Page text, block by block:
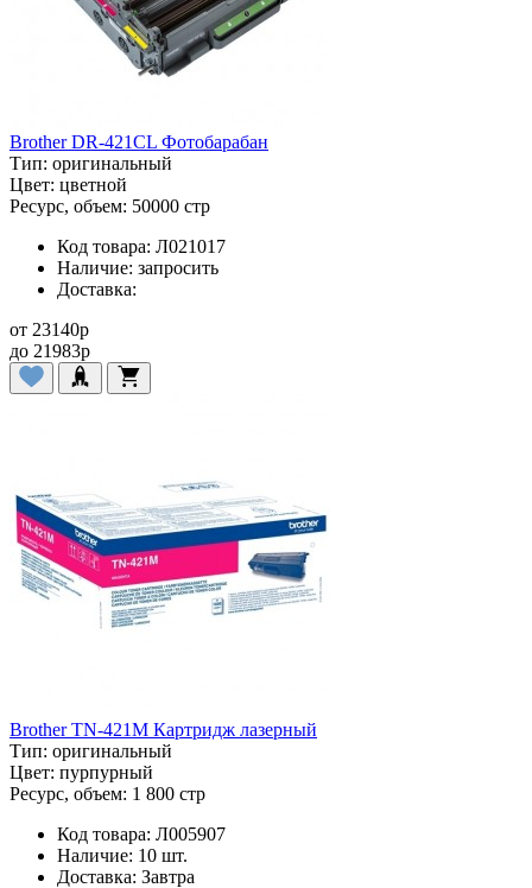
Brother DR-421CL Фотобарабан
Тип: оригинальный
Цвет: цветной
Ресурс, объем: 50000 стр
Код товара: Л021017
Наличие: запросить
Доставка:
от 23140p
до 21983p
Brother TN-421M Картридж лазерный
Тип: оригинальный
Цвет: пурпурный
Ресурс, объем: 1 800 стр
Код товара: Л005907
Наличие: 10 шт.
Доставка: Завтра